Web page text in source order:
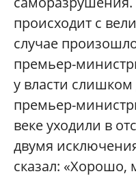
происходит с
случае
премьер-
у власти слишком
премьер-
веке уходили в
двумя
сказал: «Хорошо,